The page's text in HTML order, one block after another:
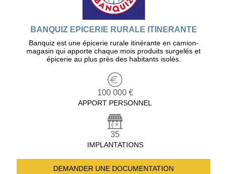
BANQUIZ EPICERIE RURALE ITINERANTE
Banquiz est une épicerie rurale itinérante en camion-
magasin qui apporte chaque mois produits surgelés et
épicerie au plus près des habitants isolés.
100 000 €
APPORT PERSONNEL
35
IMPLANTATIONS
DEMANDER UNE DOCUMENTATION